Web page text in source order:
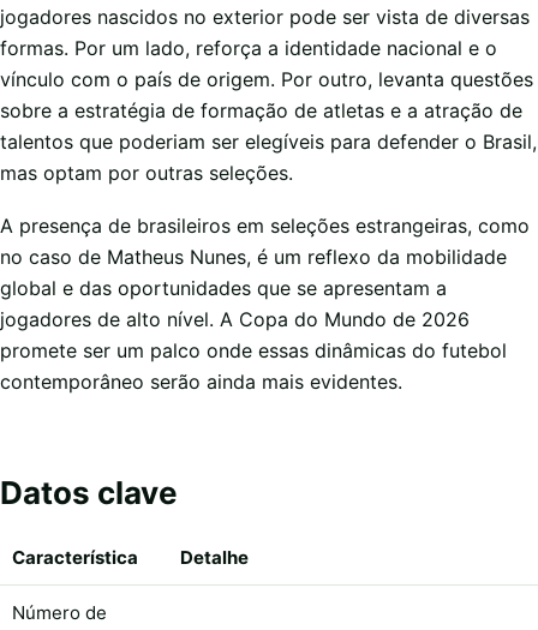
jogadores nascidos no exterior pode ser vista de diversas
formas. Por um lado, reforça a identidade nacional e o
vínculo com o país de origem. Por outro, levanta questões
sobre a estratégia de formação de atletas e a atração de
talentos que poderiam ser elegíveis para defender o Brasil,
mas optam por outras seleções.
A presença de brasileiros em seleções estrangeiras, como
no caso de Matheus Nunes, é um reflexo da mobilidade
global e das oportunidades que se apresentam a
jogadores de alto nível. A Copa do Mundo de 2026
promete ser um palco onde essas dinâmicas do futebol
contemporâneo serão ainda mais evidentes.
Datos clave
Característica Detalhe
Número de